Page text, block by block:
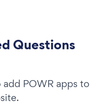
Questions
POWR apps to